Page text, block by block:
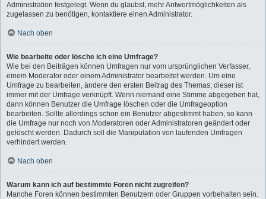
Administration festgelegt. Wenn du glaubst, mehr Antwortmöglichkeiten als
zugelassen zu benötigen, kontaktiere einen Administrator.
Nach oben
Wie bearbeite oder lösche ich eine Umfrage?
Wie bei den Beiträgen können Umfragen nur vom ursprünglichen Verfasser,
einem Moderator oder einem Administrator bearbeitet werden. Um eine
Umfrage zu bearbeiten, ändere den ersten Beitrag des Themas; dieser ist
immer mit der Umfrage verknüpft. Wenn niemand eine Stimme abgegeben hat,
dann können Benutzer die Umfrage löschen oder die Umfrageoption
bearbeiten. Sollte allerdings schon ein Benutzer abgestimmt haben, so kann
die Umfrage nur noch von Moderatoren oder Administratoren geändert oder
gelöscht werden. Dadurch soll die Manipulation von laufenden Umfragen
verhindert werden.
Nach oben
Warum kann ich auf bestimmte Foren nicht zugreifen?
Manche Foren können bestimmten Benutzern oder Gruppen vorbehalten sein.